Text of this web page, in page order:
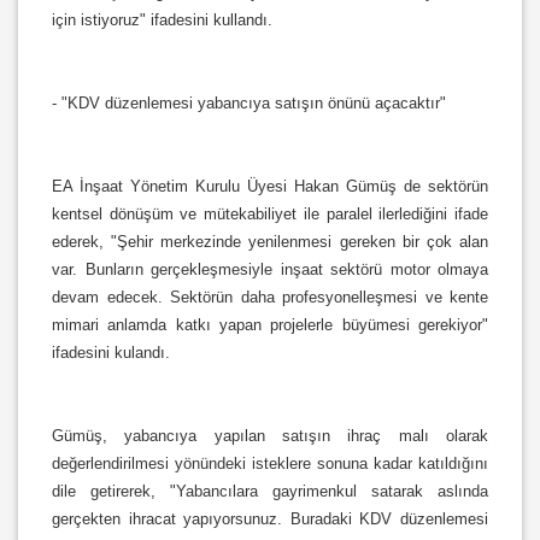
için istiyoruz" ifadesini kullandı.
- "KDV düzenlemesi yabancıya satışın önünü açacaktır"
EA İnşaat Yönetim Kurulu Üyesi Hakan Gümüş de sektörün
kentsel dönüşüm ve mütekabiliyet ile paralel ilerlediğini ifade
ederek, "Şehir merkezinde yenilenmesi gereken bir çok alan
var. Bunların gerçekleşmesiyle inşaat sektörü motor olmaya
devam edecek. Sektörün daha profesyonelleşmesi ve kente
mimari anlamda katkı yapan projelerle büyümesi gerekiyor"
ifadesini kulandı.
Gümüş, yabancıya yapılan satışın ihraç malı olarak
değerlendirilmesi yönündeki isteklere sonuna kadar katıldığını
dile getirerek, "Yabancılara gayrimenkul satarak aslında
gerçekten ihracat yapıyorsunuz. Buradaki KDV düzenlemesi